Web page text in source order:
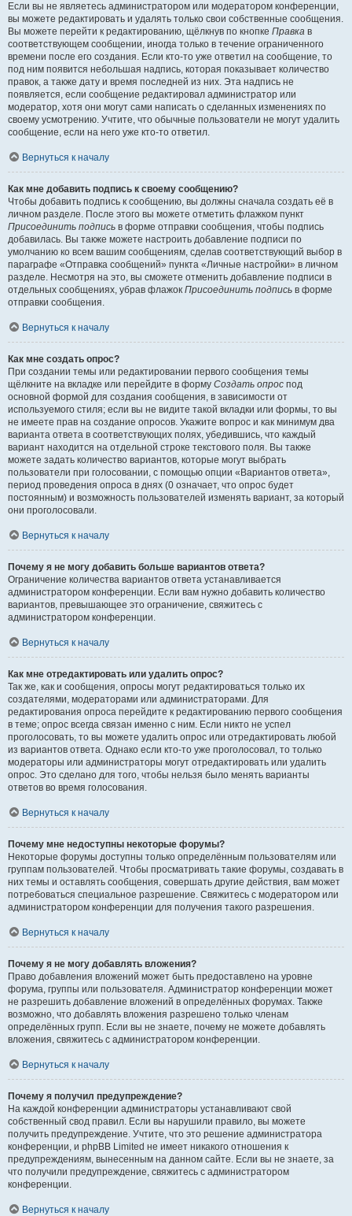
Если вы не являетесь администратором или модератором конференции,
вы можете редактировать и удалять только свои собственные сообщения.
Вы можете перейти к редактированию, щёлкнув по кнопке Правка в
соответствующем сообщении, иногда только в течение ограниченного
времени после его создания. Если кто-то уже ответил на сообщение, то
под ним появится небольшая надпись, которая показывает количество
правок, а также дату и время последней из них. Эта надпись не
появляется, если сообщение редактировал администратор или
модератор, хотя они могут сами написать о сделанных изменениях по
своему усмотрению. Учтите, что обычные пользователи не могут удалить
сообщение, если на него уже кто-то ответил.
Вернуться к началу
Как мне добавить подпись к своему сообщению?
Чтобы добавить подпись к сообщению, вы должны сначала создать её в
личном разделе. После этого вы можете отметить флажком пункт
Присоединить подпись в форме отправки сообщения, чтобы подпись
добавилась. Вы также можете настроить добавление подписи по
умолчанию ко всем вашим сообщениям, сделав соответствующий выбор в
параграфе «Отправка сообщений» пункта «Личные настройки» в личном
разделе. Несмотря на это, вы сможете отменить добавление подписи в
отдельных сообщениях, убрав флажок Присоединить подпись в форме
отправки сообщения.
Вернуться к началу
Как мне создать опрос?
При создании темы или редактировании первого сообщения темы
щёлкните на вкладке или перейдите в форму Создать опрос под
основной формой для создания сообщения, в зависимости от
используемого стиля; если вы не видите такой вкладки или формы, то вы
не имеете прав на создание опросов. Укажите вопрос и как минимум два
варианта ответа в соответствующих полях, убедившись, что каждый
вариант находится на отдельной строке текстового поля. Вы также
можете задать количество вариантов, которые могут выбрать
пользователи при голосовании, с помощью опции «Вариантов ответа»,
период проведения опроса в днях (0 означает, что опрос будет
постоянным) и возможность пользователей изменять вариант, за который
они проголосовали.
Вернуться к началу
Почему я не могу добавить больше вариантов ответа?
Ограничение количества вариантов ответа устанавливается
администратором конференции. Если вам нужно добавить количество
вариантов, превышающее это ограничение, свяжитесь с
администратором конференции.
Вернуться к началу
Как мне отредактировать или удалить опрос?
Так же, как и сообщения, опросы могут редактироваться только их
создателями, модераторами или администраторами. Для
редактирования опроса перейдите к редактированию первого сообщения
в теме; опрос всегда связан именно с ним. Если никто не успел
проголосовать, то вы можете удалить опрос или отредактировать любой
из вариантов ответа. Однако если кто-то уже проголосовал, то только
модераторы или администраторы могут отредактировать или удалить
опрос. Это сделано для того, чтобы нельзя было менять варианты
ответов во время голосования.
Вернуться к началу
Почему мне недоступны некоторые форумы?
Некоторые форумы доступны только определённым пользователям или
группам пользователей. Чтобы просматривать такие форумы, создавать в
них темы и оставлять сообщения, совершать другие действия, вам может
потребоваться специальное разрешение. Свяжитесь с модератором или
администратором конференции для получения такого разрешения.
Вернуться к началу
Почему я не могу добавлять вложения?
Право добавления вложений может быть предоставлено на уровне
форума, группы или пользователя. Администратор конференции может
не разрешить добавление вложений в определённых форумах. Также
возможно, что добавлять вложения разрешено только членам
определённых групп. Если вы не знаете, почему не можете добавлять
вложения, свяжитесь с администратором конференции.
Вернуться к началу
Почему я получил предупреждение?
На каждой конференции администраторы устанавливают свой
собственный свод правил. Если вы нарушили правило, вы можете
получить предупреждение. Учтите, что это решение администратора
конференции, и phpBB Limited не имеет никакого отношения к
предупреждениям, вынесенным на данном сайте. Если вы не знаете, за
что получили предупреждение, свяжитесь с администратором
конференции.
Вернуться к началу